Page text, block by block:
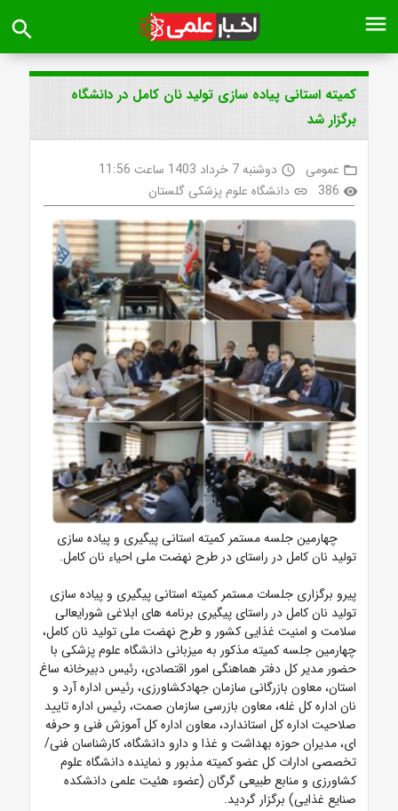
menu
search
کمیته استانی پیاده سازی تولید نان کامل در دانشگاه
برگزار شد
folder_open عمومی access_time دوشنبه 7 خرداد 1403 ساعت 11:56
visibility
386
link دانشگاه علوم پزشکی گلستان
چهارمین جلسه مستمر کمیته استانی پیگیری و پیاده سازی
تولید نان کامل در راستای در طرح نهضت ملی احیاء نان کامل.
پیرو برگزاری جلسات مستمر کمیته استانی پیگیری و پیاده سازی
تولید نان کامل در راستای پیگیری برنامه های ابلاغی شورایعالی
سلامت و امنیت غذایی کشور و طرح نهضت ملی تولید نان کامل،
چهارمین جلسه کمیته مذکور به میزبانی دانشگاه علوم پزشکی با
حضور مدیر کل دفتر هماهنگی امور اقتصادی، رئیس دبیرخانه ساغ
استان، معاون بازرگانی سازمان جهادکشاورزی، رئیس اداره آرد و
نان اداره کل غله، معاون بازرسی سازمان صمت، رئیس اداره تایید
صلاحیت اداره کل استاندارد، معاون اداره کل آموزش فنی و حرفه
ای، مدیران حوزه بهداشت و غذا و دارو دانشگاه، کارشناسان فنی/
تخصصی ادارات کل عضو کمیته مذبور و نماینده دانشگاه علوم
کشاورزی و منابع طبیعی گرگان (عضوء هئیت علمی دانشکده
صنایع غذایی) برگزار گردید.